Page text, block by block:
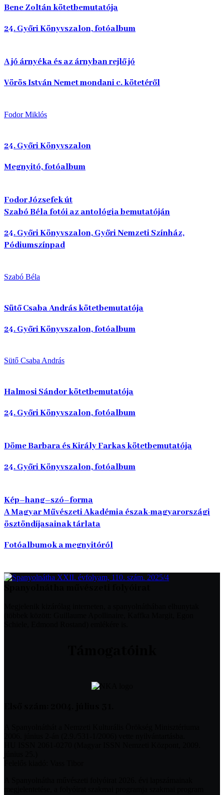
Bene Zoltán kötetbemutatója
24. Győri Könyvszalon, fotóalbum
A jó árnyéka és az árnyban rejlő jó
Vörös István Nemet mondani c. kötetéről
Fodor Miklós
24. Győri Könyvszalon
Megnyitó, fotóalbum
Fodor Józsefek út
Szabó Béla fotói az antológia bemutatóján
24. Győri Könyvszalon, Győri Nemzeti Színház,
Pódiumszínpad
Szabó Béla
Sütő Csaba András kötetbemutatója
24. Győri Könyvszalon, fotóalbum
Sütő Csaba András
Halmosi Sándor kötetbemutatója
24. Győri Könyvszalon, fotóalbum
Döme Barbara és Király Farkas kötetbemutatója
24. Győri Könyvszalon, fotóalbum
Kép–hang–szó–forma
A Magyar Művészeti Akadémia észak-magyarországi
ösztöndíjasainak tárlata
Fotóalbumok a megnyitóról